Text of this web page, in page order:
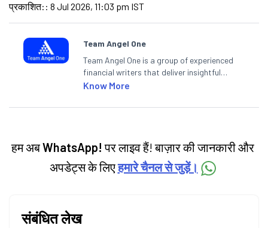
प्रकाशित: : 8 Jul 2026, 11:03 pm IST
Team Angel One
Team Angel One is a group of experienced
financial writers that deliver insightful
articles on the stock market, IPO, economy,
categories.
Know More
हम अबWhatsApp! पर लाइव हैं! बाज़ार की जानकारी और
अपडेट्स के लिएहमारे चैनल से जुड़ें।
संबंधित लेख